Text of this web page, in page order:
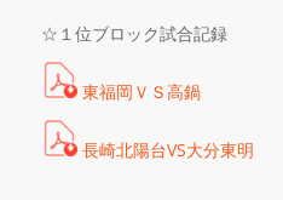
☆ １位ブロック試合記録
東福岡ＶＳ高鍋
長崎北陽台VS大分東明